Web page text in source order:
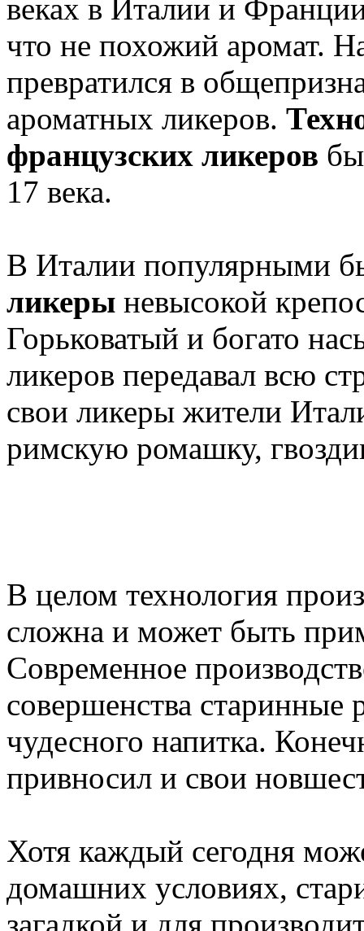
веках в Италии и
что не похожий аромат.
превратился в
ароматных ликеров.
французских ликеров
17 века.
В Италии популярными
ликеры невысокой
Горьковатый и богато
ликеров передавал всю
свои ликеры жители
римскую ромашку,
В целом технология
сложна и может быть
Современное
совершенства старинные
чудесного напитка.
привносил и свои
Хотя каждый сегодня
домашних условиях,
загадкой и для